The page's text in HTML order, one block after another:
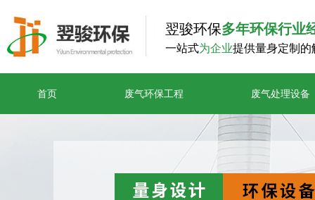
首页 废气环保工程 废气处理设备
翌骏环保多年环保行业
一站式为企业提供量身定制的